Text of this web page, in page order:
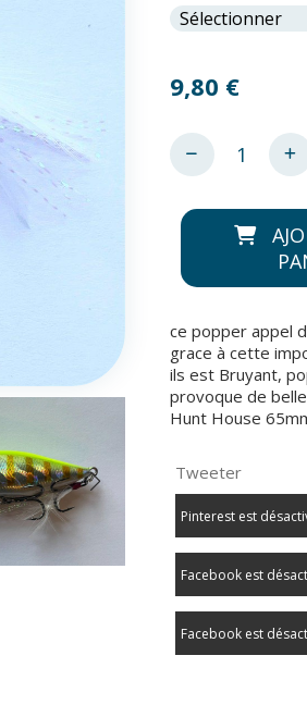
9,80 €
ce popper appel
grace à cette
ils est Bruyant,
provoque de
Hunt House
Tweeter
Pinterest est
Facebook est
Facebook est